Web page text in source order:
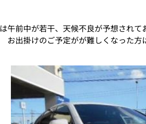
午前中が若干、天候不良が予想され
出掛けのご予定がが難しくなった方